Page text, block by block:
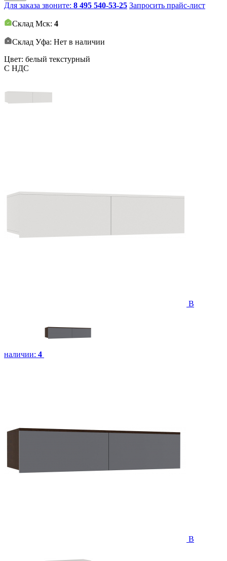
Для заказа звоните: 8 495 540-53-25 Запросить прайс-лист
Склад Мск: 4
Склад Уфа: Нет в наличии
Цвет: белый текстурный
С НДС
В
наличии: 4
В